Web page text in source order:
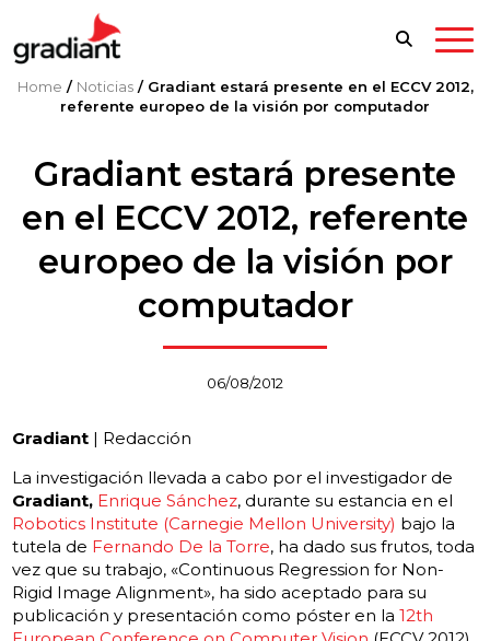
Home / Noticias/ Gradiant estará presente en el ECCV 2012,
referente europeo de la visión por computador
Gradiant estará presente
en el ECCV 2012, referente
europeo de la visión por
computador
06/08/2012
Gradiant | Redacción
La investigación llevada a cabo por el investigador de
Gradiant, Enrique Sánchez, durante su estancia en el
Robotics Institute (Carnegie Mellon University) bajo la
tutela de Fernando De la Torre, ha dado sus frutos, toda
vez que su trabajo, «Continuous Regression for Non-
Rigid Image Alignment», ha sido aceptado para su
publicación y presentación como póster en la12th